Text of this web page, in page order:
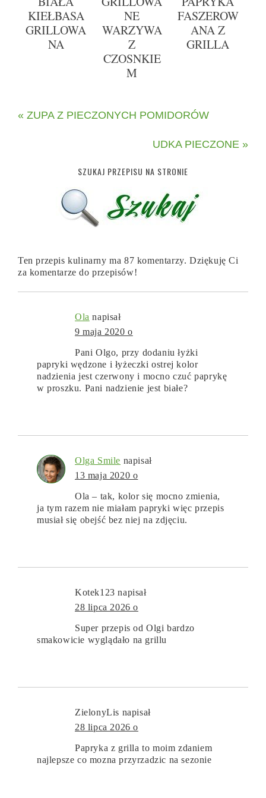
KIEŁBASA
GRILLOWA
NA
NE
WARZYWA
Z
CZOSNKIE
M
FASZEROW
ANA Z
GRILLA
« ZUPA Z PIECZONYCH POMIDORÓW
UDKA PIECZONE »
SZUKAJ PRZEPISU NA STRONIE
Ten przepis kulinarny ma 87 komentarzy. Dziękuję Ci
za komentarze do przepisów!
Ola napisał
9 maja 2020 o
Pani Olgo, przy dodaniu łyżki
papryki wędzone i łyżeczki ostrej kolor
nadzienia jest czerwony i mocno czuć paprykę
w proszku. Pani nadzienie jest białe?
Olga Smile napisał
13 maja 2020 o
Ola – tak, kolor się mocno zmienia,
ja tym razem nie miałam papryki więc przepis
musiał się obejść bez niej na zdjęciu.
Kotek123 napisał
28 lipca 2026 o
Super przepis od Olgi bardzo
smakowicie wyglądało na grillu
ZielonyLis napisał
28 lipca 2026 o
Papryka z grilla to moim zdaniem
najlepsze co mozna przyrzadzic na sezonie